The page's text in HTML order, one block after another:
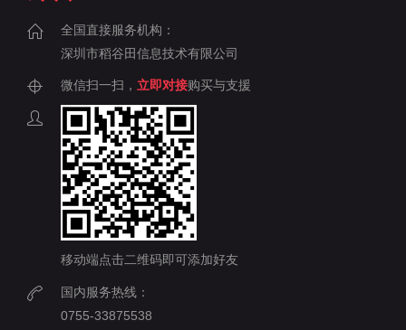
全国直接服务机构：
深圳市稻谷田信息技术有限公司
微信扫一扫， 立即对接购买与支援
移动端点击二维码即可添加好友
国内服务热线：
0755-33875538